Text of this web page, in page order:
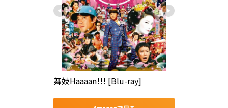
舞妓Haaaan!!! [Blu-ray]